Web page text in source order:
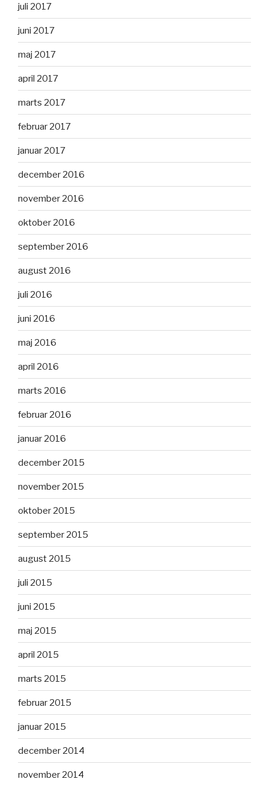
juli 2017
juni 2017
maj 2017
april 2017
marts 2017
februar 2017
januar 2017
december 2016
november 2016
oktober 2016
september 2016
august 2016
juli 2016
juni 2016
maj 2016
april 2016
marts 2016
februar 2016
januar 2016
december 2015
november 2015
oktober 2015
september 2015
august 2015
juli 2015
juni 2015
maj 2015
april 2015
marts 2015
februar 2015
januar 2015
december 2014
november 2014